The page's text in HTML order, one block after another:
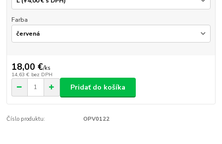
Farba
18,00 €/ks
14,63 € bez DPH
Pridať do košíka
Číslo produktu: OPV0122